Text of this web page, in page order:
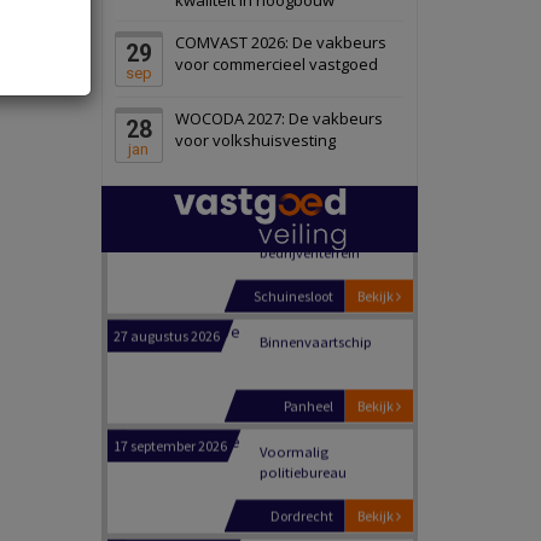
29
sep
COMVAST 2026: De vakbeurs
voor commercieel vastgoed
28
jan
WOCODA 2027: De vakbeurs
voor volkshuisvesting
Schiedam
22 september 2026 Attractiepark
Bekijk
Oranje
28 september 2026
bedrijventerrein
Schuinesloot
Binnenvaartschip
Bekijk
Panheel
Voormalig
politiebureau
Dordrecht
Voormalig
politiebureau